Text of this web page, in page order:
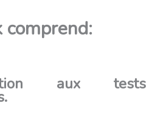
comprend:
aux tests